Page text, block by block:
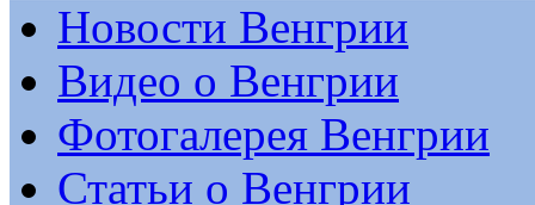
Новости Венгрии
Видео о Венгрии
Фотогалерея Венгрии
Статьи о Венгрии